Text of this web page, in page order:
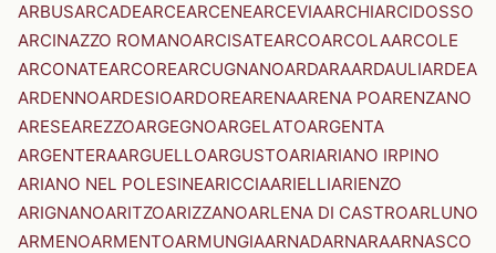
ARBUSARCADEARCEARCENEARCEVIAARCHIARCIDOSSO
ARCINAZZO ROMANOARCISATEARCOARCOLAARCOLE
ARCONATEARCOREARCUGNANOARDARAARDAULIARDEA
ARDENNOARDESIOARDOREARENAARENA POARENZANO
ARESEAREZZOARGEGNOARGELATOARGENTA
ARGENTERAARGUELLOARGUSTOARIARIANO IRPINO
ARIANO NEL POLESINEARICCIAARIELLIARIENZO
ARIGNANOARITZOARIZZANOARLENA DI CASTROARLUNO
ARMENOARMENTOARMUNGIAARNADARNARAARNASCO